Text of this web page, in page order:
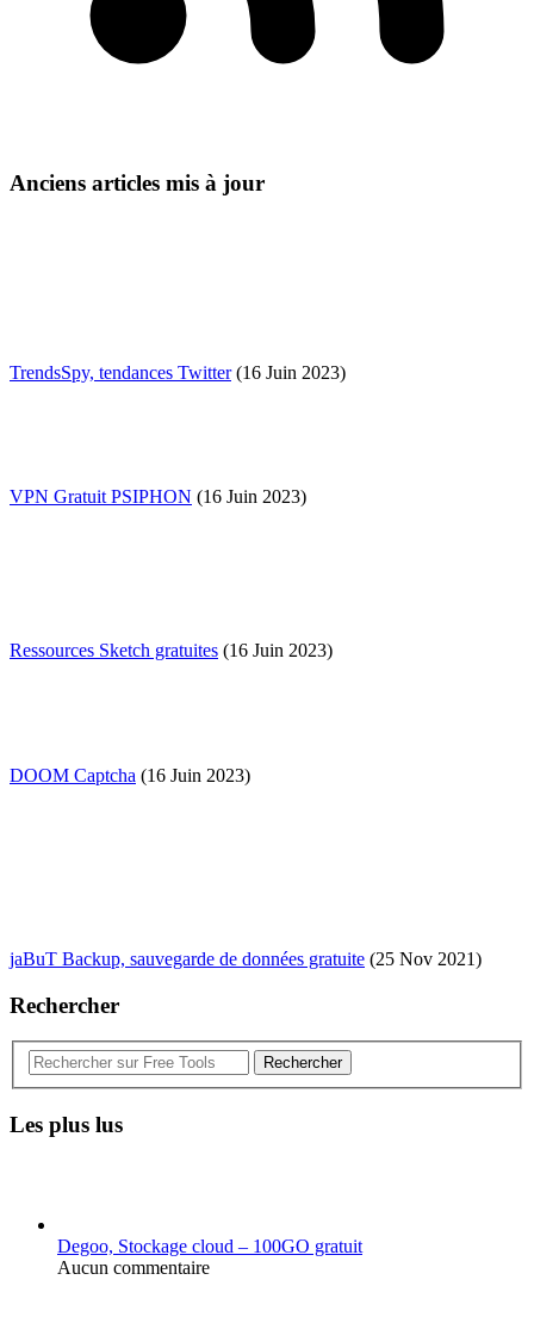
Anciens articles mis à jour
TrendsSpy, tendances Twitter(16 Juin 2023)
VPN Gratuit PSIPHON (16 Juin 2023)
Ressources Sketch gratuites (16 Juin 2023)
DOOM Captcha (16 Juin 2023)
jaBuT Backup, sauvegarde de données gratuite (25 Nov 2021)
Rechercher
Rechercher
Les plus lus
Degoo, Stockage cloud – 100GO gratuit
Aucun commentaire